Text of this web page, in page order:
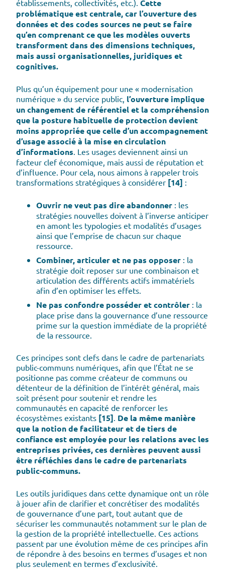
établissements, collectivités, etc.). Cette
problématique est centrale, car l’ouverture des
données et des codes sources ne peut se faire
qu’en comprenant ce que les modèles ouverts
transforment dans des dimensions techniques,
mais aussi organisationnelles, juridiques et
cognitives.
Plus qu’un équipement pour une « modernisation
numérique » du service public, l’ouverture implique
un changement de référentiel et la compréhension
que la posture habituelle de protection devient
moins appropriée que celle d’un accompagnement
d’usage associé à la mise en circulation
d’informations. Les usages deviennent ainsi un
facteur clef économique, mais aussi de réputation et
d’influence. Pour cela, nous aimons à rappeler trois
transformations stratégiques à considérer [14] :
Ouvrir ne veut pas dire abandonner : les
stratégies nouvelles doivent à l’inverse anticiper
en amont les typologies et modalités d’usages
ainsi que l’emprise de chacun sur chaque
ressource.
Combiner, articuler et ne pas opposer : la
stratégie doit reposer sur une combinaison et
articulation des différents actifs immatériels
afin d’en optimiser les effets.
Ne pas confondre posséder et contrôler : la
place prise dans la gouvernance d’une ressource
prime sur la question immédiate de la propriété
de la ressource.
Ces principes sont clefs dans le cadre de partenariats
public-communs numériques, afin que l’État ne se
positionne pas comme créateur de communs ou
détenteur de la définition de l’intérêt général, mais
soit présent pour soutenir et rendre les
communautés en capacité de renforcer les
écosystèmes existants [15]. De la même manière
que la notion de facilitateur et de tiers de
confiance est employée pour les relations avec les
entreprises privées, ces dernières peuvent aussi
être réfléchies dans le cadre de partenariats
public-communs.
Les outils juridiques dans cette dynamique ont un rôle
à jouer afin de clarifier et concrétiser des modalités
de gouvernance d’une part, tout autant que de
sécuriser les communautés notamment sur le plan de
la gestion de la propriété intellectuelle. Ces actions
passent par une évolution même de ces principes afin
de répondre à des besoins en termes d’usages et non
plus seulement en termes d’exclusivité.